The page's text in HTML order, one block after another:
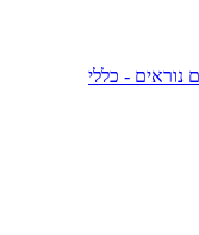
נוראים - כללי